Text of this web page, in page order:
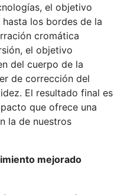
el objetivo
los bordes de la
cromática
el objetivo
del cuerpo de la
de corrección del
El resultado final es
que ofrece una
la de nuestros
mejorado